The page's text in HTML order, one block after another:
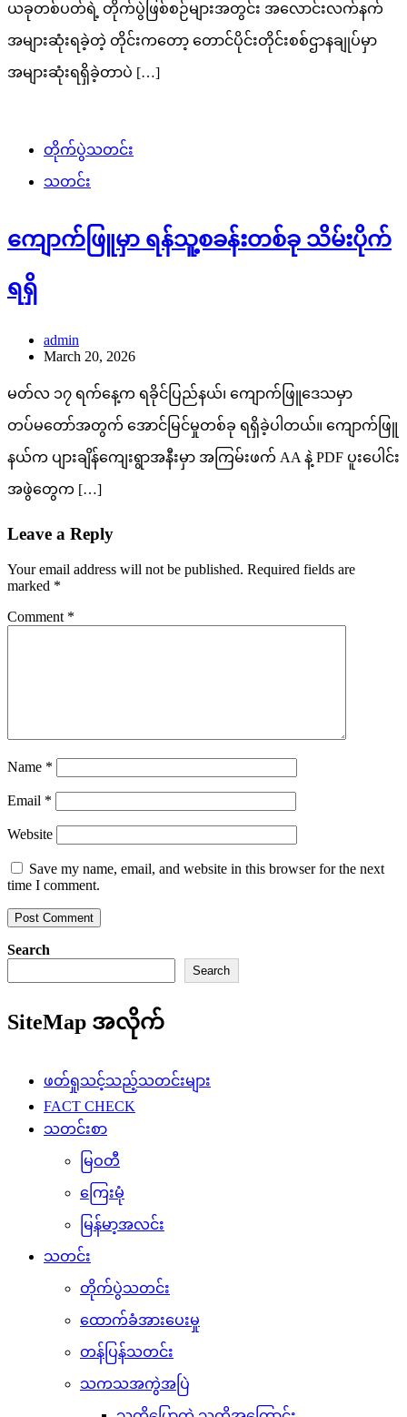
ယခုတစ်ပတ်ရဲ့ တိုက်ပွဲဖြစ်စဉ်များအတွင်း အလောင်းလက်နက်
အများဆုံးရခဲ့တဲ့ တိုင်းကတော့ တောင်ပိုင်းတိုင်းစစ်ဌာနချုပ်မှာ
အများဆုံးရရှိခဲ့တာပဲ […]
တိုက်ပွဲသတင်း
သတင်း
ကျောက်ဖြူမှာ ရန်သူ့စခန်းတစ်ခု သိမ်းပိုက်
ရရှိ
admin
March 20, 2026
မတ်လ ၁၇ ရက်နေ့က ရခိုင်ပြည်နယ်၊ ကျောက်ဖြူဒေသမှာ
တပ်မတော်အတွက် အောင်မြင်မှုတစ်ခု ရရှိခဲ့ပါတယ်။ ကျောက်ဖြူ
နယ်က ပျားချိန်ကျေးရွာအနီးမှာ အကြမ်းဖက် AA နဲ့ PDF ပူးပေါင်း
အဖွဲတွေက […]
Leave a Reply
Your email address will not be published. Required fields are
marked *
Comment *
Name *
Email *
Website
Save my name, email, and website in this browser for the next
time I comment.
Search
Search
SiteMap အလိုက်
ဖတ်ရှုသင့်သည့်သတင်းများ
FACT CHECK
သတင်းစာ
မြဝတီ
ကြေးမုံ
မြန်မာ့အလင်း
သတင်း
တိုက်ပွဲသတင်း
ထောက်ခံအားပေးမှု
တန်ပြန်သတင်း
သကသအကွဲအပြဲ